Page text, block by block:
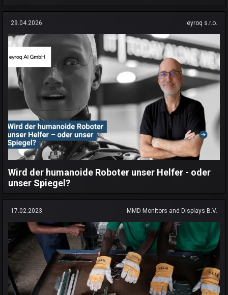
29.04.2026 eyroq s.r.o.
Wird der humanoide Roboter unser Helfer - oder
unser Spiegel?
17.02.2023 MMD Monitors and Displays B.V.